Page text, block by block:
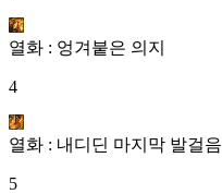
열화 : 엉겨붙은 의지
4
열화 : 내디딘 마지막 발걸음
5